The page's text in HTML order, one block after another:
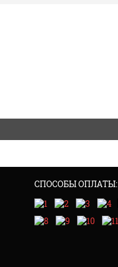
СПОСОБЫ ОПЛАТЫ: